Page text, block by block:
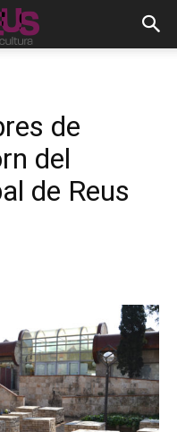
de
del
de Reus